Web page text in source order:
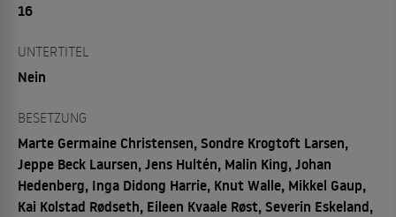
16
UNTERTITEL
Nein
BESETZUNG
Marte Germaine Christensen, Sondre Krogtoft Larsen,
Jeppe Beck Laursen, Jens Hultén, Malin King, Johan
Hedenberg, Inga Didong Harrie, Knut Walle, Mikkel Gaup,
Kai Kolstad Rødseth, Eileen Kvaale Røst, Severin Eskeland,